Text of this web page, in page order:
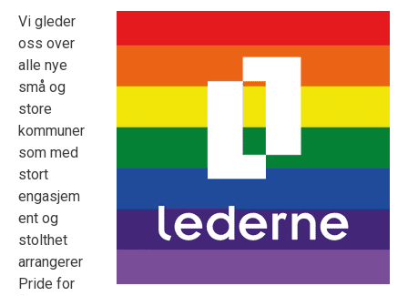
Vi gleder
oss over
alle nye
små og
store
kommuner
som med
stort
engasjem
ent og
stolthet
arrangerer
Pride for